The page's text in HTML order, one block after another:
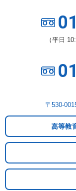
（平日
〒530-
高等教